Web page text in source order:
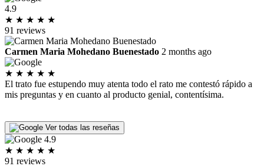
4.9
★ ★ ★ ★ ★
91 reviews
Carmen Maria Mohedano Buenestado 2 months ago
★ ★ ★ ★ ★
El trato fue estupendo muy atenta todo el rato me contestó rápido a
mis preguntas y en cuanto al producto genial, contentísima.
Ver todas las reseñas
4.9
★ ★ ★ ★ ★
91 reviews